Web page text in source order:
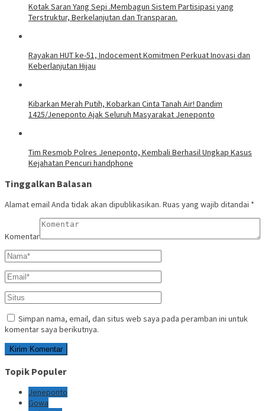
Kotak Saran Yang Sepi .Membagun Sistem Partisipasi yang
Terstruktur, Berkelanjutan dan Transparan.
Rayakan HUT ke-51, Indocement Komitmen Perkuat Inovasi dan
Keberlanjutan Hijau
Kibarkan Merah Putih, Kobarkan Cinta Tanah Air! Dandim
1425/Jeneponto Ajak Seluruh Masyarakat Jeneponto
Tim Resmob Polres Jeneponto, Kembali Berhasil Ungkap Kasus
Kejahatan Pencuri handphone
Tinggalkan Balasan
Alamat email Anda tidak akan dipublikasikan. Ruas yang wajib ditandai *
Komentar
Simpan nama, email, dan situs web saya pada peramban ini untuk
komentar saya berikutnya.
Topik Populer
Jeneponto
Gowa